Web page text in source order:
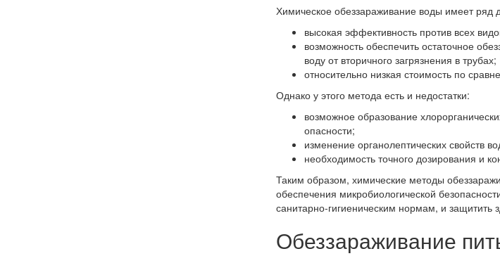
Химическое обеззараживание воды имеет ряд
высокая эффективность против всех
возможность обеспечить остаточное
воду от вторичного загрязнения в трубах;
относительно низкая стоимость по
Однако у этого метода есть и недостатки:
возможное образование
опасности;
изменение органолептических свойств
необходимость точного дозирования и
Таким образом, химические методы
обеспечения микробиологической
санитарно-гигиеническим нормам, и защитить
Обеззараживание